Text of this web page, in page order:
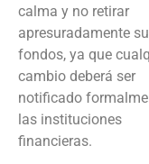
calma y no retirar
apresuradamente
fondos, ya que
cambio deberá ser
notificado
las instituciones
financieras.